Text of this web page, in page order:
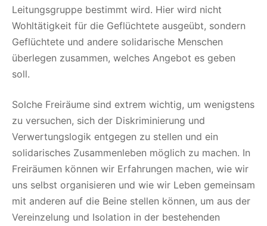
Leitungsgruppe bestimmt wird. Hier wird nicht
Wohltätigkeit für die Geflüchtete ausgeübt, sondern
Geflüchtete und andere solidarische Menschen
überlegen zusammen, welches Angebot es geben
soll.
Solche Freiräume sind extrem wichtig, um wenigstens
zu versuchen, sich der Diskriminierung und
Verwertungslogik entgegen zu stellen und ein
solidarisches Zusammenleben möglich zu machen. In
Freiräumen können wir Erfahrungen machen, wie wir
uns selbst organisieren und wie wir Leben gemeinsam
mit anderen auf die Beine stellen können, um aus der
Vereinzelung und Isolation in der bestehenden